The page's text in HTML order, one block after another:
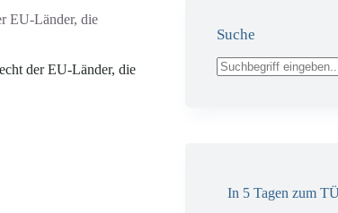
EU-Länder, die
der EU-Länder, die
Suche
In 5 Tagen zum